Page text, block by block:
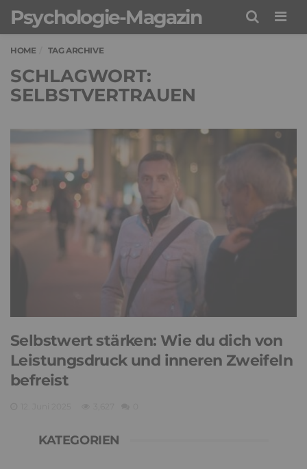
Psychologie-Magazin
HOME TAG ARCHIVE
SCHLAGWORT:
SELBSTVERTRAUEN
Selbstwert stärken: Wie du dich von
Leistungsdruck und inneren Zweifeln
befreist
KATEGORIEN